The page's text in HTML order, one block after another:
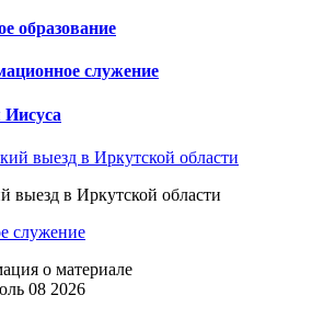
образование
служение
Иисуса
выезд в Иркутской области
служение
о материале
08 2026